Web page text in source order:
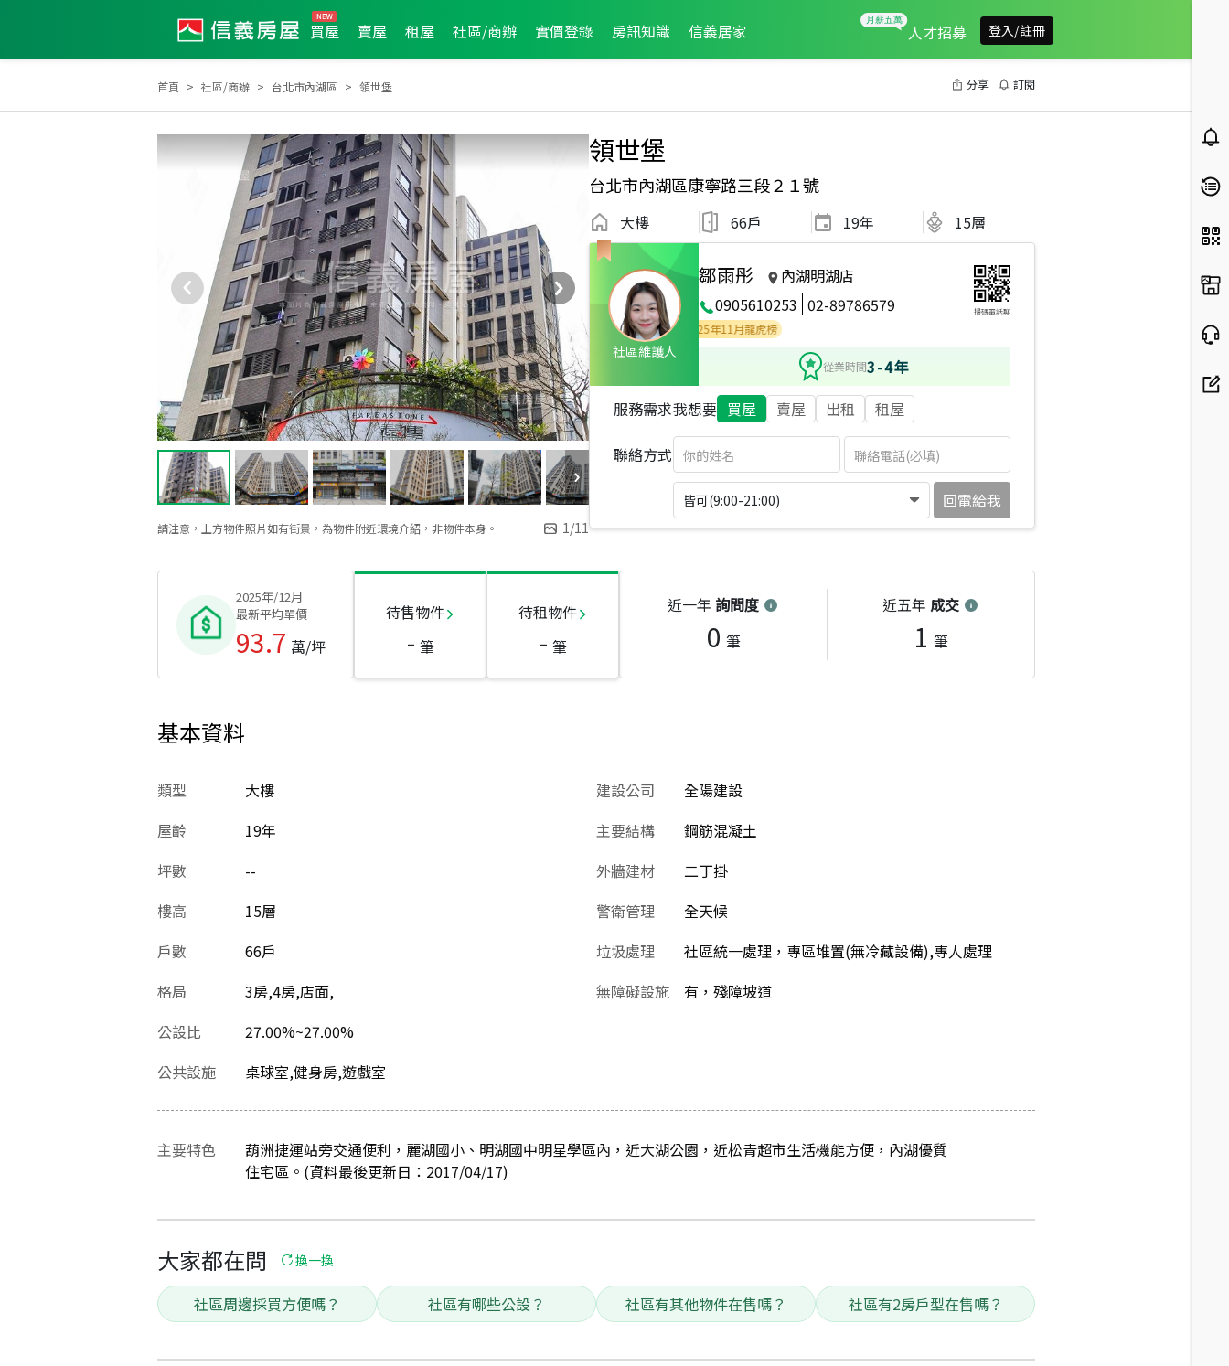
買屋 賣屋 租屋 社區/商辦 實價登錄 房訊知識 信義居家 人才招募 登入/註冊
首頁 社區/商辦 台北市內湖區 領世堡 分享 訂閱
請注意，上方物件照片如有街景，為物件附近環境介紹，非物件本身。 1/11
領世堡
台北市內湖區康寧路三段２１號
大樓 66戶 19年 15層
社區維護人
鄒雨彤
內湖明湖店
0905610253 02-89786579 掃碼電話聊
2026年7月區成件TOP3 2025年11月區成件TOP3 2025年4月區成件TOP2 2026年7月龍虎榜 2025年11月龍虎榜
從業時間3-4年
服務需求我想要 買屋 賣屋 出租 租屋
聯絡方式
皆可(9:00-21:00) 回電給我
2025年/12月
最新平均單價
93.7 萬/坪
待售物件
- 筆
待租物件
- 筆
近一年 詢問度
0 筆
近五年 成交
1 筆
基本資料
類型
大樓
屋齡
19年
坪數
--
樓高
15層
戶數
66戶
格局
3房,4房,店面,
公設比
27.00%~27.00%
建設公司
全陽建設
主要結構
鋼筋混凝土
外牆建材
二丁掛
警衛管理
全天候
垃圾處理
社區統一處理，專區堆置(無冷藏設備),專人處理
無障礙設施
有，殘障坡道
公共設施 桌球室,健身房,遊戲室
主要特色
葫洲捷運站旁交通便利，麗湖國小、明湖國中明星學區內，近大湖公園，近松青超市生活機能方便，內湖優質
住宅區。(資料最後更新日：2017/04/17)
大家都在問 換一換
社區周邊採買方便嗎？ 社區有哪些公設？ 社區有其他物件在售嗎？ 社區有2房戶型在售嗎？